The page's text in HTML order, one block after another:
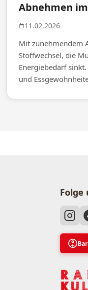
Abnehmen
11.02.2026
Mit zunehmendem
Stoffwechsel, die
Energiebedarf
und
Folge